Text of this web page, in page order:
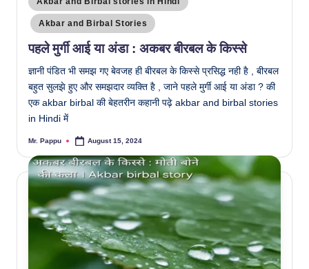
in
Akbar and Birbal Stories
पहले मुर्गी आई या अंडा : अकबर बीरबल के किस्से
ज्ञानी पंडित भी समझ गए बेवजह ही बीरबल के किस्से प्रसिद्ध नही है , बीरबल
बहुत सुलझे हुए और समझदार व्यक्ति है , जाने पहले मुर्गी आई या अंडा ? की
एक akbar birbal की बेहतरीन कहानी पढ़े akbar and birbal stories
in Hindi में
Posted
Mr. Pappu August 15, 2024